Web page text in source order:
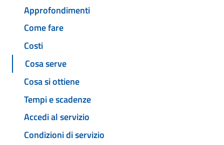
Approfondimenti
Come fare
Costi
Cosa serve
Cosa si ottiene
Tempi e scadenze
Accedi al servizio
Condizioni di servizio